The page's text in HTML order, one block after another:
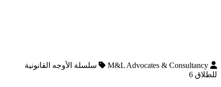
M&L Advocates & Consultancy
سلسلة الأوجه القانونية
للطلاق 6